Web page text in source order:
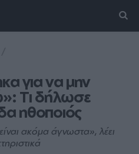
για να μην
Tι δήλωσε
ηθοποιός
ακόμα άγνωστα», λέει